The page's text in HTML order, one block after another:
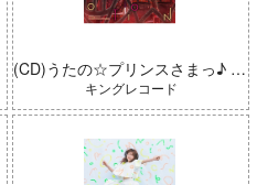
(CD)うたの☆プリンスさまっ♪ LIVE EMOTION 2nd Anniversary CD 音也・那月・藍・ナギ
キングレコード